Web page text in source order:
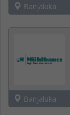
Banjaluka
Banjaluka